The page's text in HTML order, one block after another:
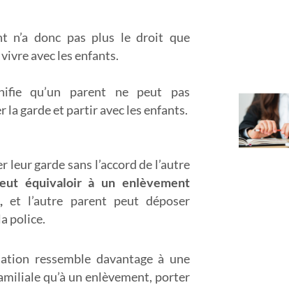
n’a donc pas plus le droit que
avec les enfants.
qu’un parent ne peut pas
la garde et partir avec les enfants.
leur garde sans l’accord de l’autre
équivaloir à un enlèvement
et l’autre parent peut déposer
police.
ressemble davantage à une
qu’à un enlèvement, porter